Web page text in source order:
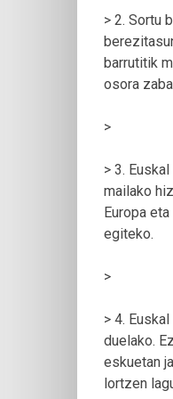
> 2. Sortu
barrutitik
osora
>
> 3.
mailako
Europa
egiteko.
>
> 4.
duelako.
eskuetan
lortzen